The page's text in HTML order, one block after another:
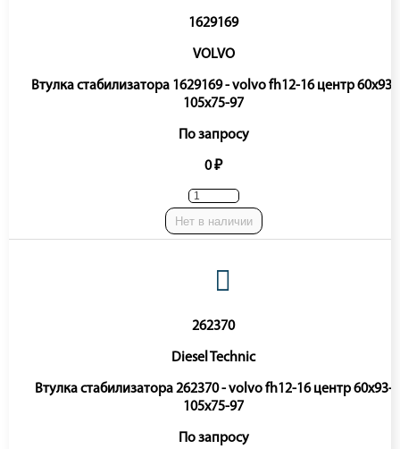
1629169
VOLVO
Втулка стабилизатора 1629169 - volvo fh12-16 центр 60x93-
105x75-97
По запросу
0 ₽
Нет в наличии
262370
Diesel Technic
Втулка стабилизатора 262370 - volvo fh12-16 центр 60x93-
105x75-97
По запросу